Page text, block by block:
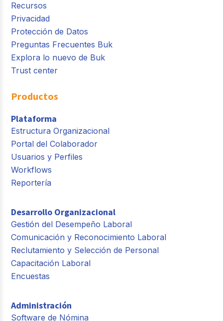
Recursos
Privacidad
Protección de Datos
Preguntas Frecuentes Buk
Explora lo nuevo de Buk
Trust center
Productos
Plataforma
Estructura Organizacional
Portal del Colaborador
Usuarios y Perfiles
Workflows
Reportería
Desarrollo Organizacional
Gestión del Desempeño Laboral
Comunicación y Reconocimiento Laboral
Reclutamiento y Selección de Personal
Capacitación Laboral
Encuestas
Administración
Software de Nómina